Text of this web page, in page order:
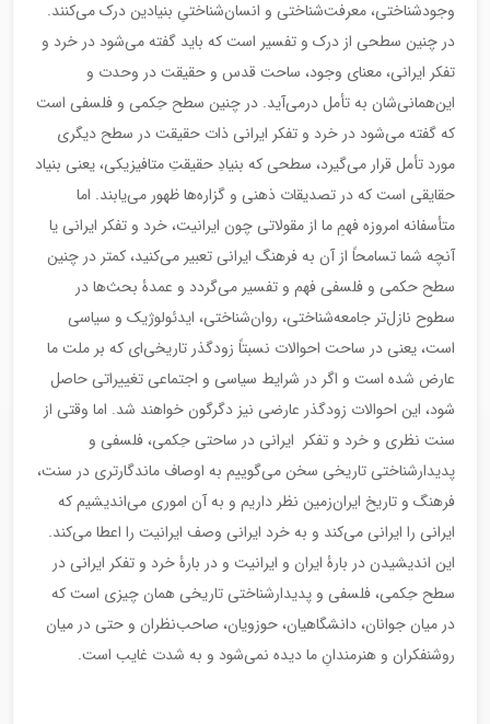
وجودشناختی، معرفت‌شناختی و انسان‌شناختیِ بنیادین درک می‌کنند.
در چنین سطحی از درک و تفسیر است که باید گفته می‌شود در خرد و
تفکر ایرانی، معنای وجود، ساحت قدس و حقیقت در وحدت و
این‌همانی‌شان به تأمل درمی‌آید. در چنین سطح حِکمی و فلسفی است
که گفته می‌شود در خرد و تفکر ایرانی ذات حقیقت در سطح دیگری
مورد تأمل قرار می‌گیرد، سطحی که بنیادِ حقیقتِ متافیزیکی، یعنی بنیاد
حقایقی است که در تصدیقات ذهنی و گزاره‌ها ظهور می‌یابند. اما
متأسفانه امروزه فهمِ ما از مقولاتی چون ایرانیت، خرد و تفکر ایرانی یا
آنچه شما تسامحاً از آن به فرهنگ ایرانی تعبیر می‌کنید، کمتر در چنین
سطح حکمی و فلسفی فهم و تفسیر می‌گردد و عمدۀ بحث‌ها در
سطوح نازل‌تر جامعه‌شناختی، روان‌شناختی، ایدئولوژیک و سیاسی
است، یعنی در ساحت احوالات نسبتاً زودگذر تاریخی‌ای که بر ملت ما
عارض شده است و اگر در شرایط سیاسی و اجتماعی تغییراتی حاصل
شود، این احوالات زودگذر عارضی نیز دگرگون خواهند شد. اما وقتی از
سنت نظری و خرد و تفکر ایرانی در ساحتی حِکمی، فلسفی و
پدیدارشناختی تاریخی سخن می‌گوییم به اوصاف ماندگارتری در سنت،
فرهنگ و تاریخ ایران‌زمین نظر داریم و به آن اموری می‌اندیشیم که
ایرانی را ایرانی می‌کند و به خرد ایرانی وصف ایرانیت را اعطا می‌کند.
این اندیشیدن در بارۀ ایران و ایرانیت و در بارۀ خرد و تفکر ایرانی در
سطح حِکمی، فلسفی و پدیدارشناختی تاریخی همان چیزی است که
در میان جوانان، دانشگاهیان، حوزویان، صاحب‌نظران و حتی در میان
روشنفکران و هنرمندانِ ما دیده نمی‌شود و به شدت غایب است.